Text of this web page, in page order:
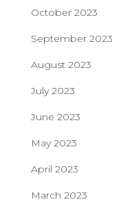
October 2023
September 2023
August 2023
July 2023
June 2023
May 2023
April 2023
March 2023